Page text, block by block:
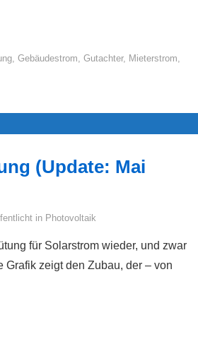
, Gebäudestrom, Gutachter, Mieterstrom,
(Update: Mai
in Photovoltaik
für Solarstrom wieder, und zwar
Grafik zeigt den Zubau, der – von